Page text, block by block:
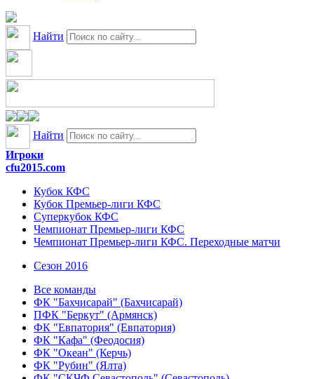
Найти
Найти
Игроки
cfu2015.com
Кубок КФС
Кубок Премьер-лиги КФС
Суперкубок КФС
Чемпионат Премьер-лиги КФС
Чемпионат Премьер-лиги КФС. Переходные матчи
Сезон 2016
Все команды
ФК "Бахчисарай" (Бахчисарай)
ПФК "Беркут" (Армянск)
ФК "Евпатория" (Евпатория)
ФК "Кафа" (Феодосия)
ФК "Океан" (Керчь)
ФК "Рубин" (Ялта)